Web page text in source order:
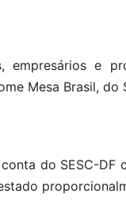
empresários e
Mesa Brasil, do
do SESC-DF